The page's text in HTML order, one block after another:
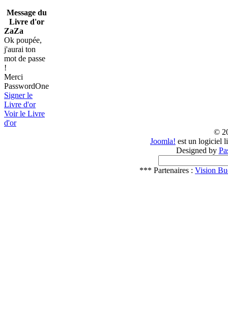
Message du
Livre d'or
ZaZa
Ok poupée,
j'aurai ton
mot de passe
!
Merci
PasswordOne
Signer le
Livre d'or
Voir le Livre
d'or
©
Joomla! est un logiciel
Designed by
*** Partenaires : Vision